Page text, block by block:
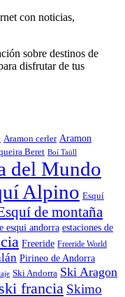
con noticias,
sobre destinos de
disfrutar de tus
Aramon cerler Aramon
Beret Boí Taüll
del Mundo
Alpino Esquí
de montaña
esqui andorra estaciones de
Freeride Freeride World
Pirineo de Andorra
Ski Andorra Ski Aragon
ski francia Skimo